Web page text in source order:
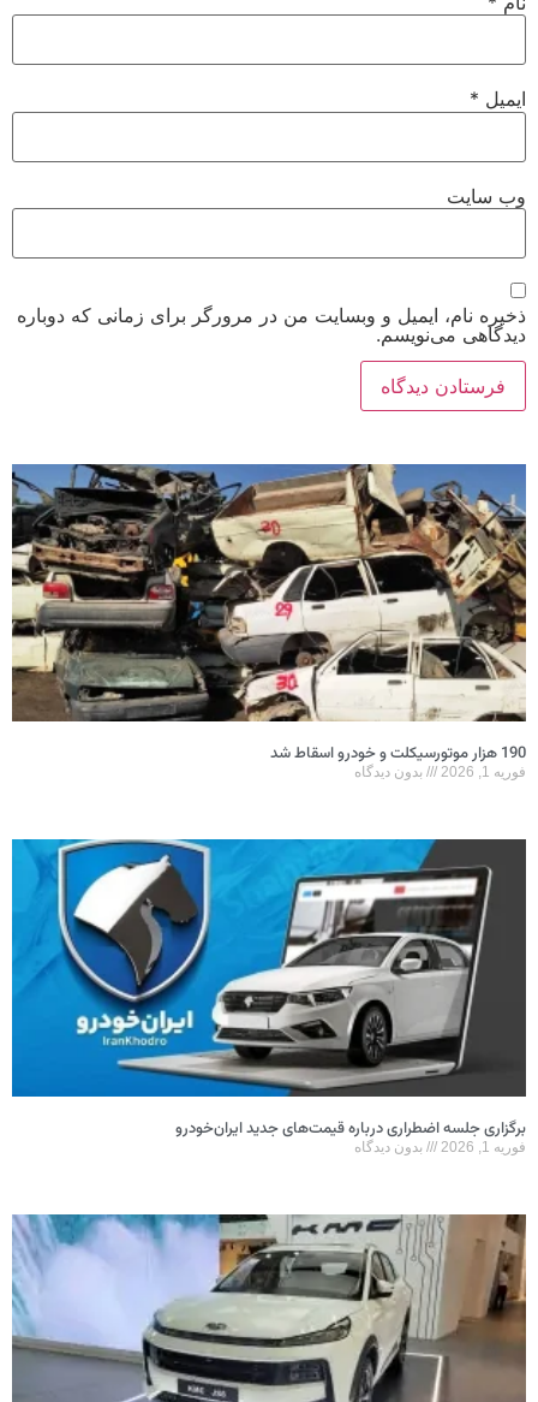
ایمیل*
وب‌ سایت
ذخیره نام، ایمیل و وبسایت من در مرورگر برای زمانی که دوباره
دیدگاهی می‌نویسم.
190 هزار موتورسیکلت و خودرو اسقاط شد
فوریه 1, 2026 بدون دیدگاه
برگزاری جلسه اضطراری درباره قیمت‌های جدید ایران‌خودرو
فوریه 1, 2026 بدون دیدگاه